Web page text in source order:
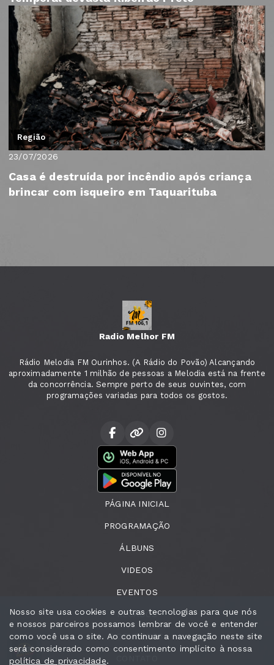
Mix MelhorMix Melhor
Região
23/07/2026
Casa é destruída por incêndio após criança
brincar com isqueiro em Taquarituba
Radio Melhor FM
Rádio Melodia FM Ourinhos. (A Rádio do Povão) Alcançando
aproximadamente 1 milhão de pessoas a Melodia está na frente
da concorrência. Sempre perto de seus ouvintes, com
programações variadas para todos os gostos.
PÁGINA INICIAL
PROGRAMAÇÃO
ÁLBUNS
VIDEOS
EVENTOS
RECADOS
LOCUTORES
Nosso site usa cookies e outras tecnologias para que nós
e nossos parceiros possamos lembrar de você e entender
como você usa o site. Ao continuar a navegação neste site
será considerado como consentimento implícito à nossa
política de privacidade.